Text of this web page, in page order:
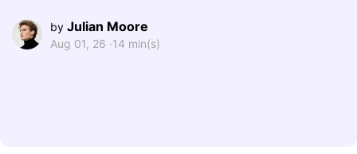
by Julian Moore
Aug 01, 26 ·14 min(s)